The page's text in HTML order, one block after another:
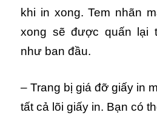
khi in xong. Tem nhãn
xong sẽ được quấn lại
như ban đầu.
– Trang bị giá đỡ giấy in
tất cả lõi giấy in. Bạn có